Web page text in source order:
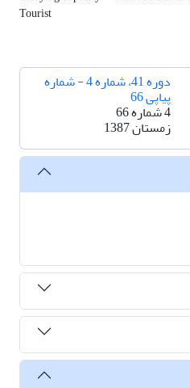
Tourist
دوره 41، شماره 4 - شماره
پیاپی 66
4 شماره 66
زمستان 1387